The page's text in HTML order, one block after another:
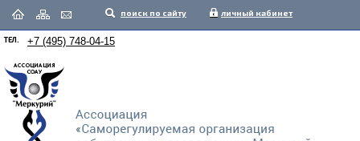
поиск по сайту личный кабинет
ТЕЛ. +7 (495) 748-04-15